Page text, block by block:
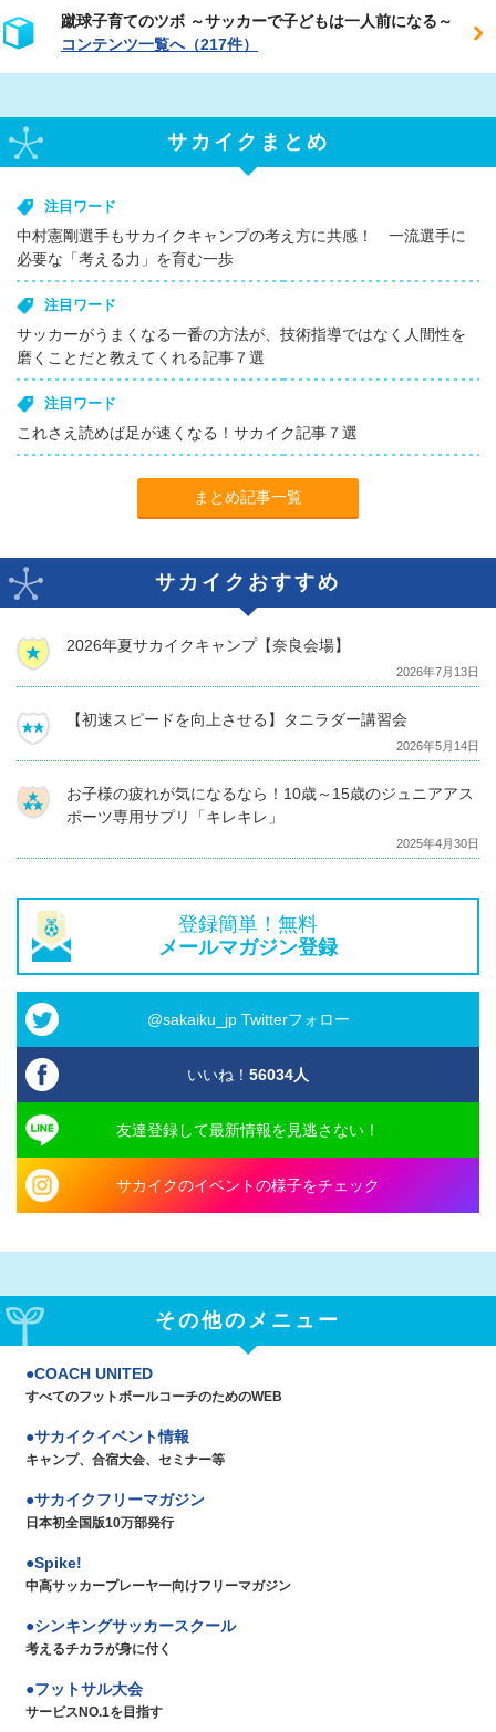
蹴球子育てのツボ ～サッカーで子どもは一人前になる～
コンテンツ一覧へ（217件）
サカイクまとめ
注目ワード
中村憲剛選手もサカイクキャンプの考え方に共感！ 一流選手に
必要な「考える力」を育む一歩
注目ワード
サッカーがうまくなる一番の方法が、技術指導ではなく人間性を
磨くことだと教えてくれる記事７選
注目ワード
これさえ読めば足が速くなる！サカイク記事７選
まとめ記事一覧
サカイクおすすめ
2026年夏サカイクキャンプ【奈良会場】
2026年7月13日
【初速スピードを向上させる】タニラダー講習会
2026年5月14日
お子様の疲れが気になるなら！10歳～15歳のジュニアアス
ポーツ専用サプリ「キレキレ」
2025年4月30日
登録簡単！無料
メールマガジン登録
@sakaiku_jp Twitterフォロー
いいね！ 56034人
友達登録して最新情報を見逃さない！
サカイクのイベントの様子をチェック
その他のメニュー
COACH UNITED
すべてのフットボールコーチのためのWEB
サカイクイベント情報
キャンプ、合宿大会、セミナー等
サカイクフリーマガジン
日本初全国版10万部発行
Spike!
中高サッカープレーヤー向けフリーマガジン
シンキングサッカースクール
考えるチカラが身に付く
フットサル大会
サービスNO.1を目指す